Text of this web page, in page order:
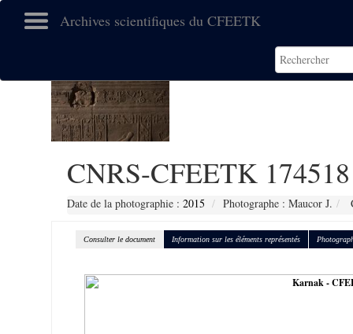
Archives scientifiques du CFEETK
CNRS-CFEETK 174518
Date de la photographie : 2015 Photographe : Maucor J.
Consulter le document Information sur les éléments représentés